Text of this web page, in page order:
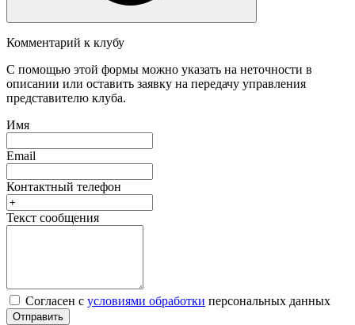
Комментарий к клубу
С помощью этой формы можно указать на неточности в
описании или оставить заявку на передачу управления
представителю клуба.
Имя
Email
Контактный телефон
Текст сообщения
Согласен с условиями обработки персональных данных
Отправить